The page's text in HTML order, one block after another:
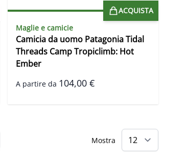
ACQUISTA
Maglie e camicie
Camicia da uomo Patagonia Tidal
Threads Camp Tropiclimb: Hot
Ember
A partire da 104,00 €
Mostra